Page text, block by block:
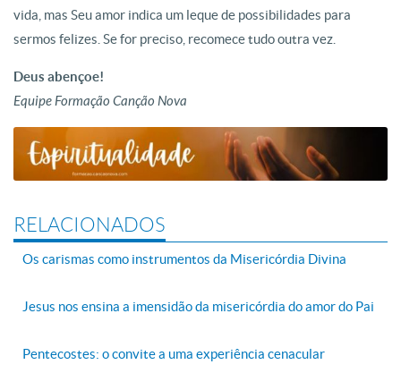
vida, mas Seu amor indica um leque de possibilidades para
sermos felizes. Se for preciso, recomece tudo outra vez.
Deus abençoe!
Equipe Formação Canção Nova
RELACIONADOS
Os carismas como instrumentos da Misericórdia Divina
Jesus nos ensina a imensidão da misericórdia do amor do Pai
Pentecostes: o convite a uma experiência cenacular